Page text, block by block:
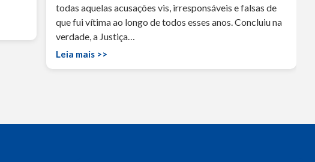
todas aquelas acusações vis, irresponsáveis e falsas de
que fui vítima ao longo de todos esses anos. Concluiu na
verdade, a Justiça…
Leia mais >>